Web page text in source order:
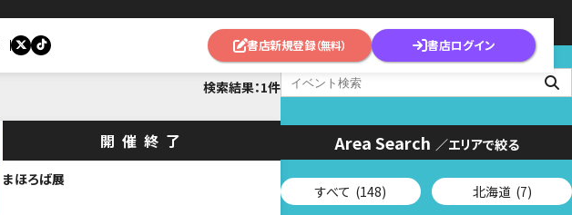
書店新規登録（無料） 書店ログイン
検索結果：1件
開催終了
まほろば展
Area Search ／エリアで絞る
すべて (148) 北海道 (7)